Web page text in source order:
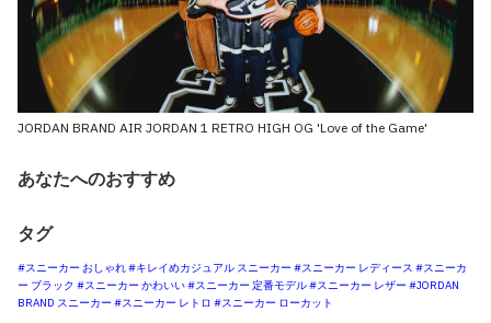
JORDAN BRAND AIR JORDAN 1 RETRO HIGH OG 'Love of the Game'
あなたへのおすすめ
タグ
#スニーカー おしゃれ#キレイめカジュアル スニーカー #スニーカー レディース #スニーカ
ー ブラック #スニーカー かわいい#スニーカー 定番モデル#スニーカー レザー #JORDAN
BRAND スニーカー #スニーカー レトロ #スニーカー ローカット